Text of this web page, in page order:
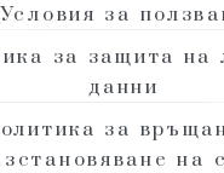
Условия за
за защита на
данни
за
на